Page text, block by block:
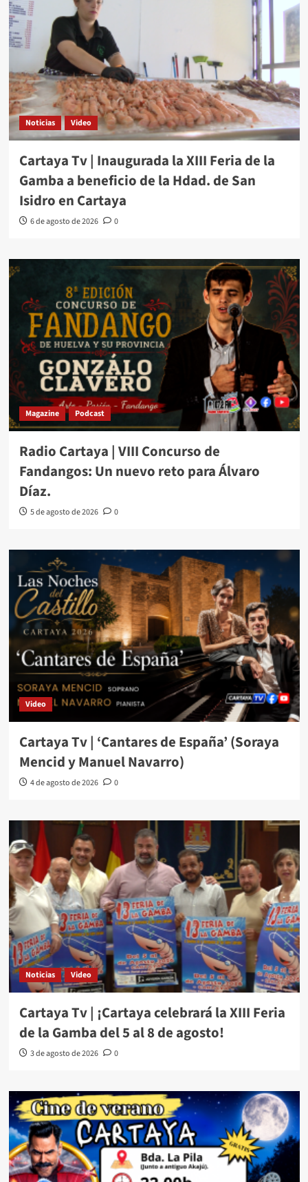
Noticias Video
Cartaya Tv | Inaugurada la XIII Feria de la
Gamba a beneficio de la Hdad. de San
Isidro en Cartaya
6 de agosto de 2026 0
Magazine Podcast
Radio Cartaya | VIII Concurso de
Fandangos: Un nuevo reto para Álvaro
Díaz.
5 de agosto de 2026 0
Video
Cartaya Tv | ‘Cantares de España’ (Soraya
Mencid y Manuel Navarro)
4 de agosto de 2026 0
Noticias Video
Cartaya Tv | ¡Cartaya celebrará la XIII Feria
de la Gamba del 5 al 8 de agosto!
3 de agosto de 2026 0